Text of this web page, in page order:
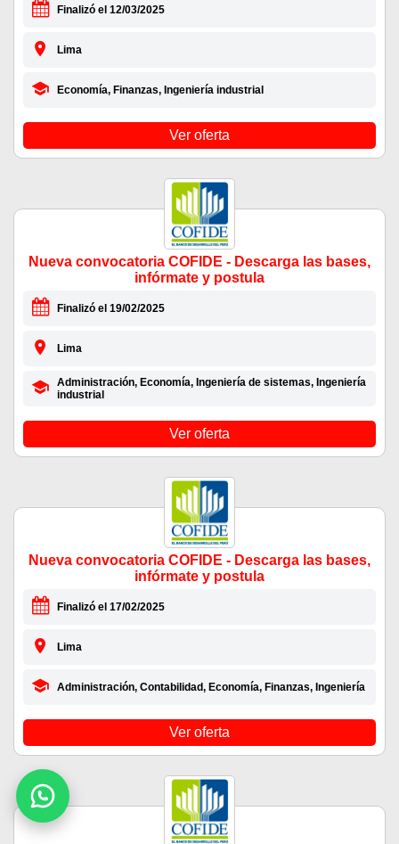
Finalizó el 12/03/2025
Lima
Economía, Finanzas, Ingeniería industrial
Ver oferta
Nueva convocatoria COFIDE - Descarga las bases,
infórmate y postula
Finalizó el 19/02/2025
Lima
Administración, Economía, Ingeniería de sistemas, Ingeniería
industrial
Ver oferta
Nueva convocatoria COFIDE - Descarga las bases,
infórmate y postula
Finalizó el 17/02/2025
Lima
Administración, Contabilidad, Economía, Finanzas, Ingeniería
Ver oferta